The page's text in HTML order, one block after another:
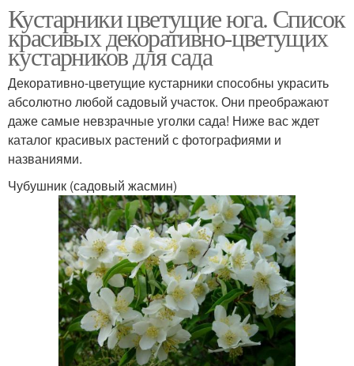
Кустарники цветущие юга. Список
красивых декоративно-цветущих
кустарников для сада
Декоративно-цветущие кустарники способны украсить
абсолютно любой садовый участок. Они преображают
даже самые невзрачные уголки сада! Ниже вас ждет
каталог красивых растений с фотографиями и
названиями.
Чубушник (садовый жасмин)